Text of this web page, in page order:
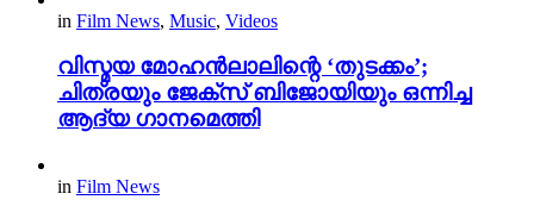
in Film News, Music, Videos
വിസ്മയ മോഹൻലാലിന്റെ ‘തുടക്കം’;
ചിത്രയും ജേക്സ് ബിജോയിയും ഒന്നിച്ച
ആദ്യ ഗാനമെത്തി
in Film News